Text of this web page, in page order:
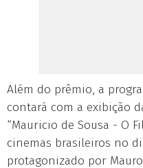
Além do prêmio, a
contará com a exibição
“Mauricio de Sousa - O
cinemas brasileiros no
protagonizado por